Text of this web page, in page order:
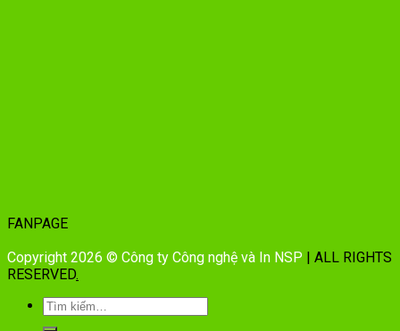
FANPAGE
Copyright 2026 © Công ty Công nghệ và In NSP | ALL RIGHTS
RESERVED.